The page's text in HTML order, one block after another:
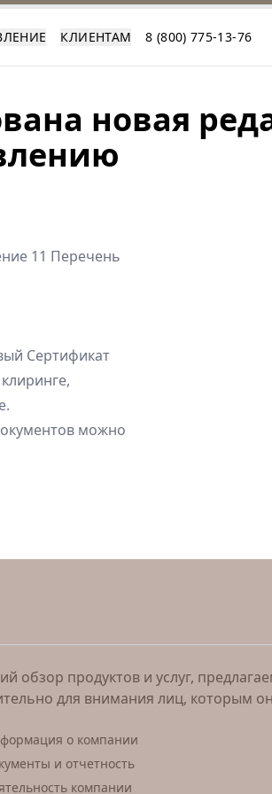
КЛИЕНТАМ 8 (800) 775-13-76
новая
11 Перечень
Сертификат
можно
продуктов и услуг,
для внимания лиц, которым
Информация о компании
Документы и отчетность
Деятельность компании